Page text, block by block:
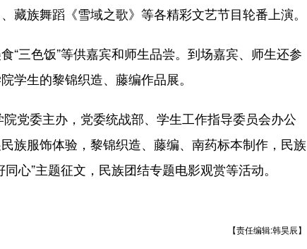
藏族舞蹈《雪域之歌》等各精彩文艺节目轮番上演。
色饭”等供嘉宾和师生品尝。到场嘉宾、师生还参
学生的黎锦织造、藤编作品展。
委主办，党委统战部、学生工作指导委员会办公
族服饰体验，黎锦织造、藤编、南药标本制作，民族
心”主题征文，民族团结专题电影观赏等活动。
【责任编辑:韩昊辰】